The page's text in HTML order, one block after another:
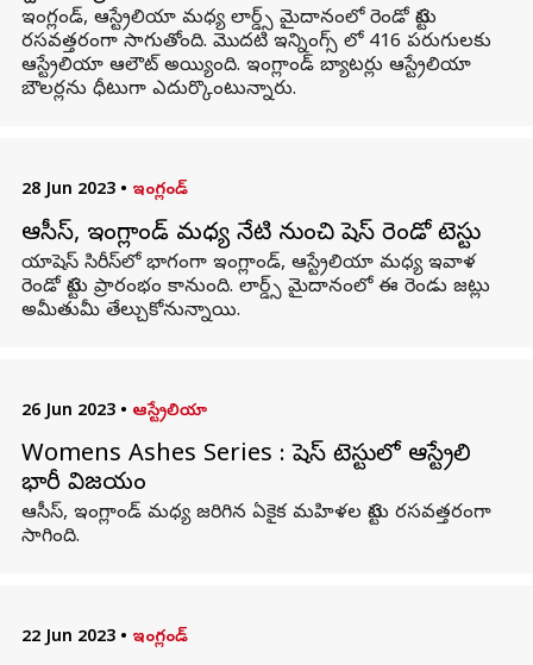
ఇంగ్లండ్, ఆస్ట్రేలియా మధ్య లార్డ్స్ మైదానంలో రెండో టెస్టు
రసవత్తరంగా సాగుతోంది. మొదటి ఇన్నింగ్స్ లో 416 పరుగులకు
ఆస్ట్రేలియా ఆలౌట్ అయ్యింది. ఇంగ్లాండ్ బ్యాటర్లు ఆస్ట్రేలియా
బౌలర్లను ధీటుగా ఎదుర్కొంటున్నారు.
28 Jun 2023 • ఇంగ్లండ్
ఆసీస్, ఇంగ్లాండ్ మధ్య నేటి నుంచి యాషెస్ రెండో టెస్టు
యాషెస్ సిరీస్‌లో భాగంగా ఇంగ్లాండ్, ఆస్ట్రేలియా మధ్య ఇవాళ
రెండో టెస్టు ప్రారంభం కానుంది. లార్డ్స్ మైదానంలో ఈ రెండు జట్లు
అమీతుమీ తేల్చుకోనున్నాయి.
26 Jun 2023 • ఆస్ట్రేలియా
Womens Ashes Series : యాషెస్ టెస్టులో ఆస్ట్రేలియా
భారీ విజయం
ఆసీస్, ఇంగ్లాండ్ మధ్య జరిగిన ఏకైక మహిళల టెస్టు రసవత్తరంగా
సాగింది.
22 Jun 2023 • ఇంగ్లండ్